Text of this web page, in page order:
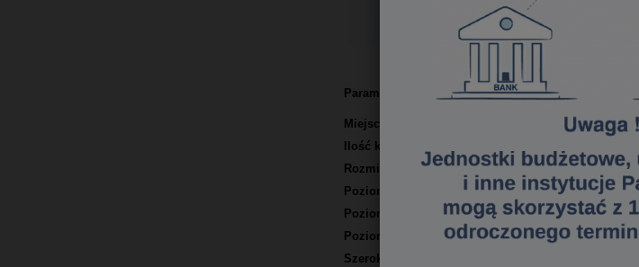
Parametry techniczne niszczarki Fellowes 99Ci:
Miejsce użytkowania Fellowes 99Ci
Ilość kartek niszczonych jednorazowo (A4/70g)
Rozmiar cięcia
Poziom bezpieczeństwa DIN dokumenty
Poziom bezpieczeństwa DIN karty
Poziom bezpieczeństwa DIN płyty
Szerokość szczeliny wejściowej w mm